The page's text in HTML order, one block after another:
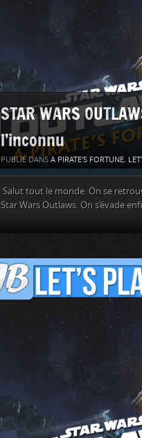
STAR WARS
l’inconnu
PUBLIÉ DANS A PIRATE'S FORTUNE,
Salut tout le monde. On se
Star Wars Outlaws. On s’évade